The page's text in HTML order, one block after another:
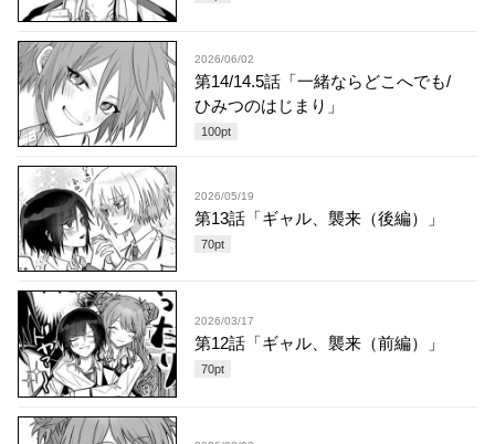
2026/06/02
第14/14.5話「一緒ならどこへでも/
ひみつのはじまり」
100pt
2026/05/19
第13話「ギャル、襲来（後編）」
70pt
2026/03/17
第12話「ギャル、襲来（前編）」
70pt